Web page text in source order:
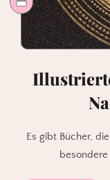
Es gibt Bücher,